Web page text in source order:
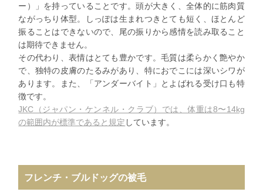
ー）」を持っていることです。頭が大きく、全体的に筋肉質
ながっちり体型。しっぽは生まれつきとても短く、ほとんど
振ることはできないので、尾の振りから感情を読み取ること
は期待できません。
その代わり、表情はとても豊かです。毛質は柔らかく艶やか
で、独特の皮膚のたるみがあり、特におでこには深いシワが
あります。また、「アンダーバイト」とよばれる受け口も特
徴です。
JKC（ジャパン・ケンネル・クラブ）では、体重は8〜14kg
の範囲内が標準であると規定 しています。
フレンチ・ブルドッグの被毛